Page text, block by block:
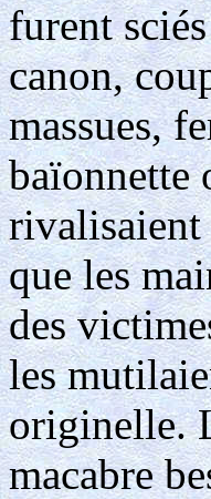
furent
canon,
massues,
baïonnette
rivalisaient
que les
des
les
originelle.
macabre